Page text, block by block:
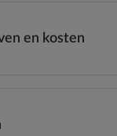
en kosten